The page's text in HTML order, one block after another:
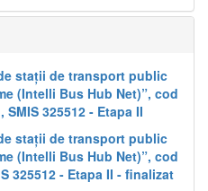
stații de transport public
(Intelli Bus Hub Net)”, cod
SMIS 325512 - Etapa II
stații de transport public
(Intelli Bus Hub Net)”, cod
325512 - Etapa II - finalizat